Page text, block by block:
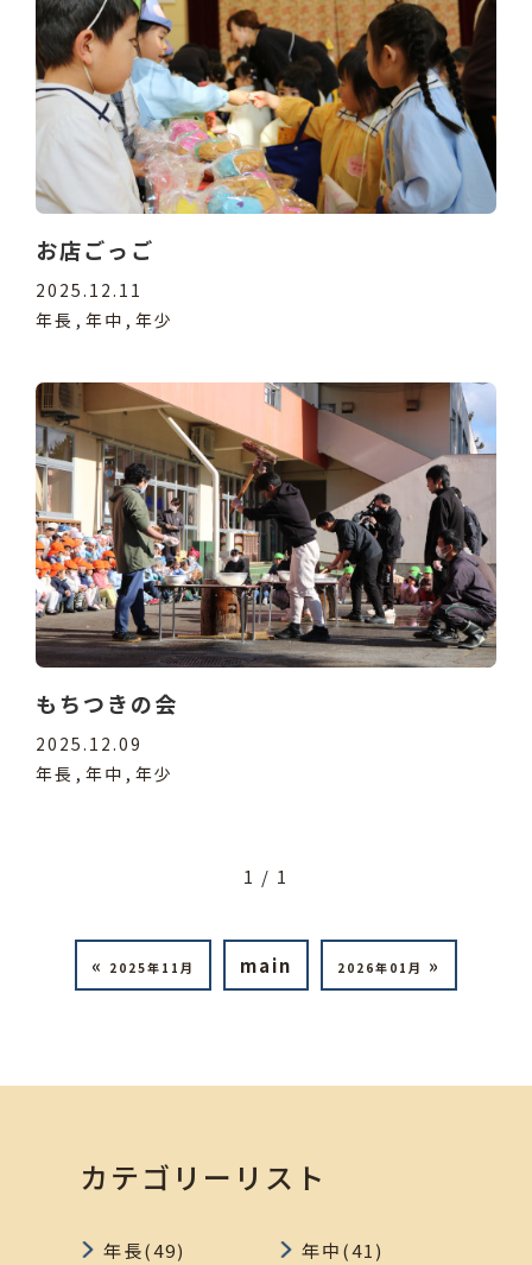
お店ごっご
2025.12.11
年長
年中 年少
もちつきの会
2025.12.09
年長
年中 年少
1 / 1
« 2025年11月 main 2026年01月 »
カテゴリーリスト
年長(49) 年中(41)